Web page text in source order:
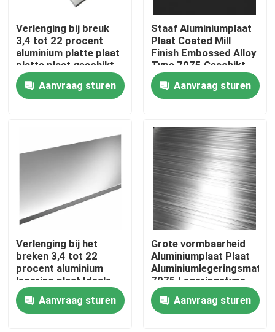
Videos
Ongeveer ons
Contacteer ons
Nieuws
Gevallen
Verlenging bij breuk
3,4 tot 22 procent
aluminium platte plaat
platte plaat geschikt
voor technische en
structurele
toepassingen
Aanvraag sturen
Staaf Aluminiumplaat
Plaat Coated Mill
Finish Embossed Alloy
Type 7075 Geschikt
voor lucht- en
ruimtevaart,
automobiel en
Aanvraag sturen
Verlenging bij het
breken 3,4 tot 22
procent aluminium
legering plaat Ideale
keuze voor structurele
componenten en
custom fabricage
Aanvraag sturen
Grote vormbaarheid
Aluminiumplaat Plaat
7075 Legeringstype
Ontworpen voor lichte
duurzame oplossingen
Aanvraag sturen